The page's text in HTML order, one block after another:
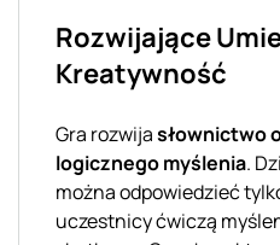
Rozwijające
Kreatywność
Gra rozwijasłownictwo
logicznego myślenia.
można odpowiedzieć
uczestnicy ćwiczą